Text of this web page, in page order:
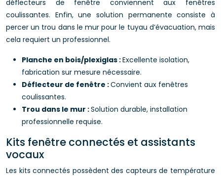
déflecteurs de fenêtre conviennent aux fenêtres
coulissantes. Enfin, une solution permanente consiste à
percer un trou dans le mur pour le tuyau d’évacuation, mais
cela requiert un professionnel.
Planche en bois/plexiglas :Excellente isolation,
fabrication sur mesure nécessaire.
Déflecteur de fenêtre :Convient aux fenêtres
coulissantes.
Trou dans le mur :Solution durable, installation
professionnelle requise.
Kits fenêtre connectés et assistants
vocaux
Les kits connectés possèdent des capteurs de température